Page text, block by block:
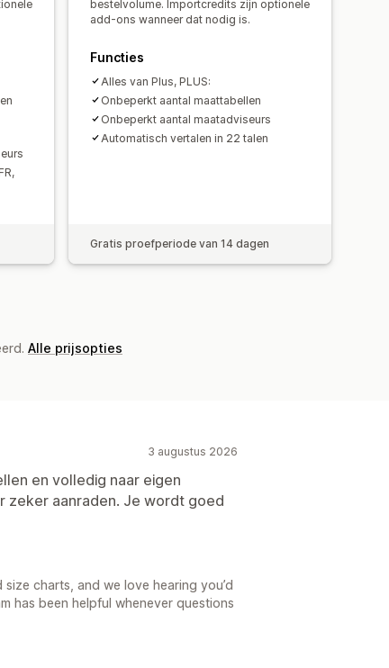
bestelvolume. Importcredits zijn optionele
add-ons wanneer dat nodig is.
Functies
Alles van Plus, PLUS:
Onbeperkt aantal maattabellen
Onbeperkt aantal maatadviseurs
Automatisch vertalen in 22 talen
Gratis proefperiode van 14 dagen
Alle prijsopties
3 augustus 2026
en volledig naar eigen
zeker aanraden. Je wordt goed
charts, and we love hearing you’d
has been helpful whenever questions